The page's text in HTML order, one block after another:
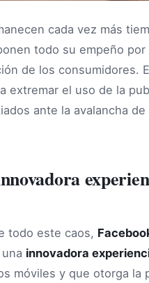
cada vez más
todo su empeño
de los consumidores.
extremar el uso de la
ante la avalancha
todo este caos,
innovadora
móviles y que otorga la